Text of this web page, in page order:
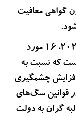
گواهی معافیت
بر اساس گزارش دفتر آمار ملی، در سال 2023، 16 مورد
که نسبت به
افزایش چشمگیری
قوانین سگ‌های
گران به دولت